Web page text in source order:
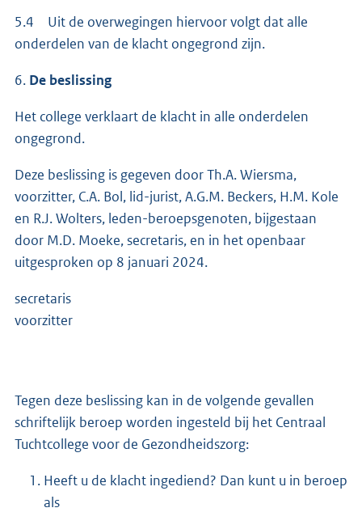
5.4 Uit de overwegingen hiervoor volgt dat alle
onderdelen van de klacht ongegrond zijn.
6. De beslissing
Het college verklaart de klacht in alle onderdelen
ongegrond.
Deze beslissing is gegeven door Th.A. Wiersma,
voorzitter, C.A. Bol, lid-jurist, A.G.M. Beckers, H.M. Kole
en R.J. Wolters, leden-beroepsgenoten, bijgestaan
door M.D. Moeke, secretaris, en in het openbaar
uitgesproken op 8 januari 2024.
secretaris
voorzitter
Tegen deze beslissing kan in de volgende gevallen
schriftelijk beroep worden ingesteld bij het Centraal
Tuchtcollege voor de Gezondheidszorg:
Heeft u de klacht ingediend? Dan kunt u in beroep
als